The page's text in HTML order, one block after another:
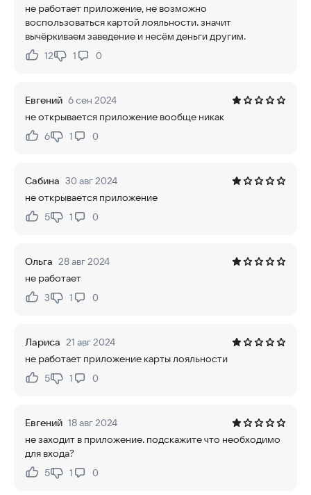
не работает приложение, не возможно
воспользоваться картой лояльности. значит
вычёркиваем заведение и несём деньги другим.
Нравится:
12Не нравится:
1 0
Евгений 6 сен 2024
не открывается приложение вообще никак
Нравится:
6Не нравится:
1 0
Сабина 30 авг 2024
не открывается приложение
Нравится:
5Не нравится:
1 0
Ольга 28 авг 2024
не работает
Нравится:
3Не нравится:
1 0
Лариса 21 авг 2024
не работает приложение карты лояльности
Нравится:
5Не нравится:
1 0
Евгений 18 авг 2024
не заходит в приложение. подскажите что необходимо
для входа?
Нравится:
5Не нравится:
1 0